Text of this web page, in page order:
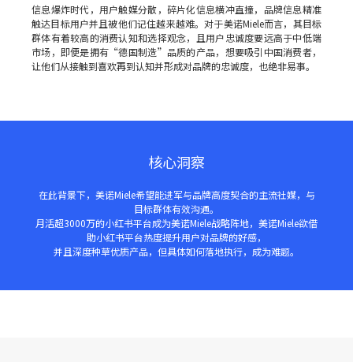
信息爆炸时代，用户触媒分散，碎片化信息横冲直撞，品牌信息精准
触达目标用户并且被他们记住越来越难。对于美诺Miele而言，其目标
群体有着较高的消费认知和选择观念，且用户忠诚度要远高于中低端
市场，即便是拥有“德国制造”品质的产品，想要吸引中国消费者，
让他们从接触到喜欢再到认知并形成对品牌的忠诚度，也绝非易事。
核心洞察
在此背景下，美诺Miele希望能进军与品牌高度契合的主流社媒，与
目标群体有效沟通。
月活超3000万的小红书平台成为美诺Miele战略阵地，美诺Miele欲借
助小红书平台热度提升用户对品牌的好感，
并且深度种草优质产品，但具体如何落地执行，成为难题。